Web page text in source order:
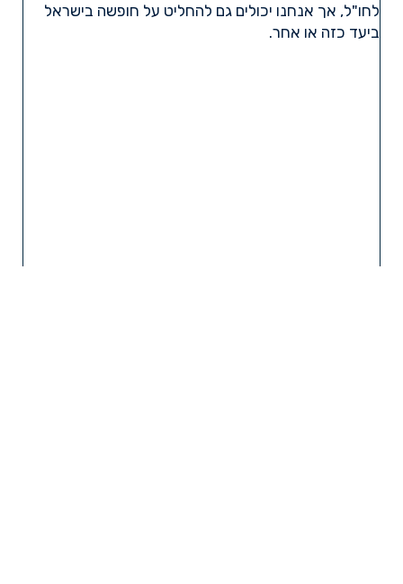
לחו"ל, אך אנחנו יכולים גם להחליט על חופשה בישראל
ביעד כזה או אחר.